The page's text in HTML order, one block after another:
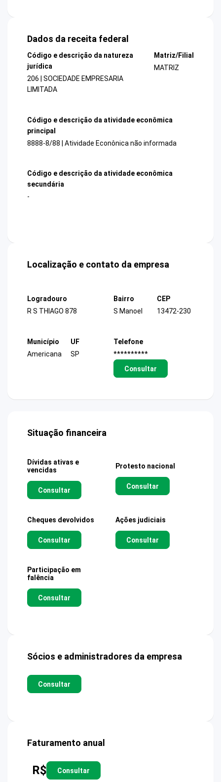
Dados da receita federal
Código e descrição da natureza
jurídica
206 | SOCIEDADE EMPRESARIA
LIMITADA
Matriz/Filial
MATRIZ
Código e descrição da atividade econômica
principal
8888-8/88 | Atividade Econônica não informada
Código e descrição da atividade econômica
secundária
-
Localização e contato da empresa
Logradouro
R S THIAGO 878
Bairro
S Manoel
CEP
13472-230
Município
Americana
UF
SP
Telefone
**********
Consultar
Situação financeira
Dívidas ativas e
vencidas
Consultar
Protesto nacional
Consultar
Cheques devolvidos
Consultar
Ações judiciais
Consultar
Participação em
falência
Consultar
Sócios e administradores da empresa
Consultar
Faturamento anual
R$ Consultar